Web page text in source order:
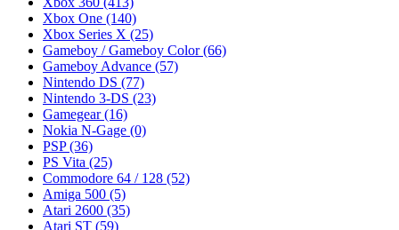
Xbox One (140)
Xbox Series X (25)
Gameboy / Gameboy Color(66)
Gameboy Advance (57)
Nintendo DS (77)
Nintendo 3-DS (23)
Gamegear(16)
Nokia N-Gage (0)
PSP(36)
PS Vita (25)
Commodore 64 / 128 (52)
Amiga 500 (5)
Atari 2600 (35)
Atari ST (59)